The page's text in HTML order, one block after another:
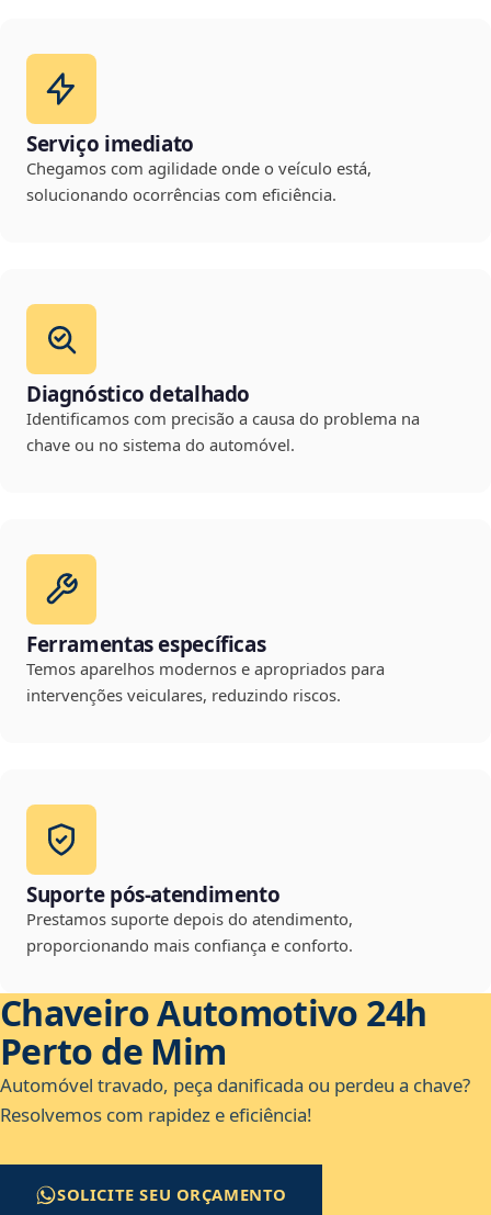
Serviço imediato
Chegamos com agilidade onde o veículo está,
solucionando ocorrências com eficiência.
Diagnóstico detalhado
Identificamos com precisão a causa do problema na
chave ou no sistema do automóvel.
Ferramentas específicas
Temos aparelhos modernos e apropriados para
intervenções veiculares, reduzindo riscos.
Suporte pós-atendimento
Prestamos suporte depois do atendimento,
proporcionando mais confiança e conforto.
Chaveiro Automotivo 24h
Perto de Mim
Automóvel travado, peça danificada ou perdeu a chave?
Resolvemos com rapidez e eficiência!
SOLICITE SEU ORÇAMENTO